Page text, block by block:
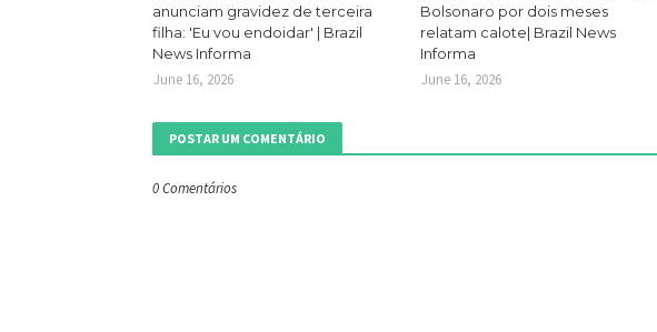
anunciam gravidez de terceira
filha: 'Eu vou endoidar' | Brazil
News Informa
June 16, 2026
Bolsonaro por dois meses
relatam calote| Brazil News
Informa
June 16, 2026
POSTAR UM COMENTÁRIO
0 Comentários